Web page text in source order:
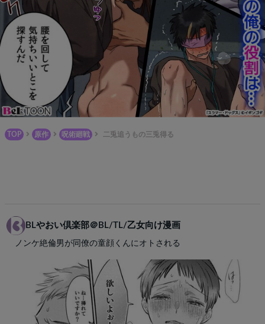
TOP 原作 呪術廻戦 二兎追うもの三兎得る
BLやおい倶楽部＠BL/TL/乙女向け漫画
ノンケ絶倫男が同僚の童顔くんにオトされる